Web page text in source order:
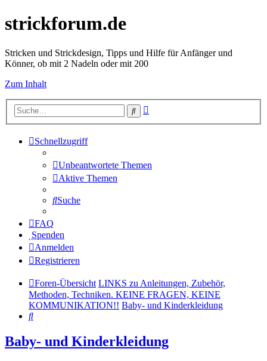
strickforum.de
Stricken und Strickdesign, Tipps und Hilfe für Anfänger und
Könner, ob mit 2 Nadeln oder mit 200
Zum Inhalt
Suche
Schnellzugriff
Unbeantwortete Themen
Aktive Themen
Suche
FAQ
Spenden
Anmelden
Registrieren
Foren-Übersicht LINKS zu Anleitungen, Zubehör,
Methoden, Techniken. KEINE FRAGEN, KEINE
KOMMUNIKATION!! Baby- und Kinderkleidung
Suche
Baby- und Kinderkleidung